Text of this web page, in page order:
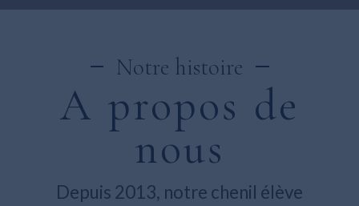
Notre histoire
A propos de
nous
Depuis 2013, notre chenil élève